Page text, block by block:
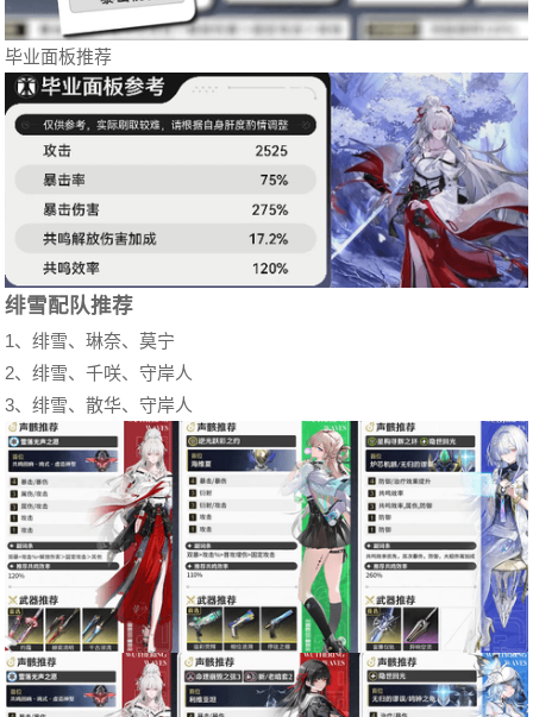
毕业面板推荐
绯雪配队推荐
1、绯雪、琳奈、莫宁
2、绯雪、千咲、守岸人
3、绯雪、散华、守岸人